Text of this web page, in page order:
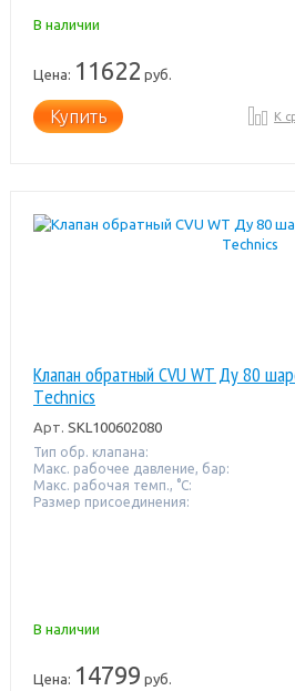
В наличии
Цена: 11622 руб.
Купить К
Клапан обратный CVU WT Ду 80
Тechnics
Арт. SKL100602080
Тип обр. клапана:
Макс. рабочее давление, бар:
Макс. рабочая темп., °С:
Размер присоединения:
В наличии
Цена: 14799 руб.